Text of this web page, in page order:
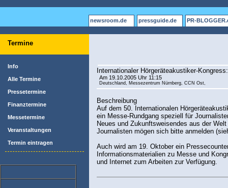
newsroom.de pressguide.de PR-
Termine
Info
Alle Termine
Pressetermine
Finanztermine
Messetermine
Veranstaltungen
Termin eintragen
Internationaler Hörgeräteakustiker-
Am 19.10.2005 Uhr 11:15
Deutschland, Messezentrum Nürnberg, CCN Ost,
Beschreibung
Auf dem 50. Internationalen
ein Messe-Rundgang speziell für
Neues und Zukunftsweisendes aus der
Journalisten mögen sich bitte anmelden
Auch wird am 19. Oktober ein
Informationsmaterialien zu Messe und
und Internet zum Arbeiten zur Verfügung.